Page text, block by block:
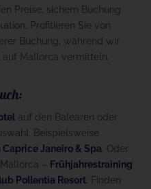
Preise, sichern Buchung
Profitieren Sie von
Buchung, während wir
auf Mallorca vermitteln.
auf den Balearen oder
Beispielsweise
Janeiro & Spa . Oder
– Frühjahrestraining
Pollentia Resort . Finden